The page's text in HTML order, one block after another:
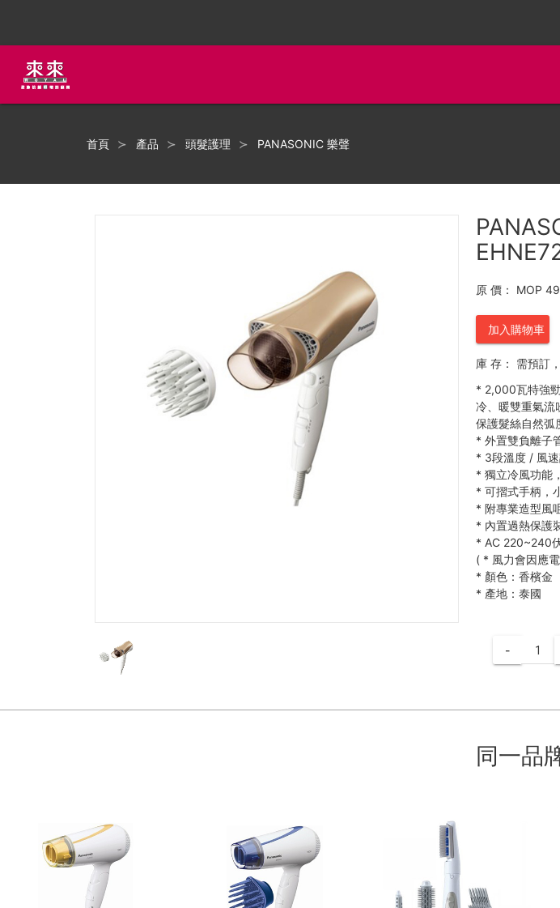
首頁 產品 頭髮護理 PANASONIC 樂聲
原 價： MOP
加入購物車
庫 存：
需預訂
* 2,000瓦特強
冷、暖雙重氣流
保護髮絲自然弧
* 外置雙負離子
* 3段溫度 / 風
* 獨立冷風功能
* 可摺式手柄，
* 附專業造型風
* 內置過熱保護
* AC 220~240
( * 風力會因應
* 顏色：香檳金
* 產地：泰國
-
同一品